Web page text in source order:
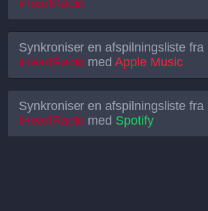
iHeartRadio
Synkroniser en afspilningsliste fra
iHeartRadio medApple Music
Synkroniser en afspilningsliste fra
iHeartRadio med Spotify